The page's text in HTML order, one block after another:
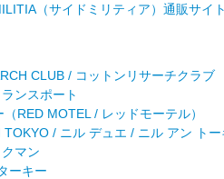
CLUB / コットンリサーチクラブ
ンスポート
RED MOTEL / レッドモーテル）
TOKYO / ニル デュエ / ニル アン ト
マン
ーキー